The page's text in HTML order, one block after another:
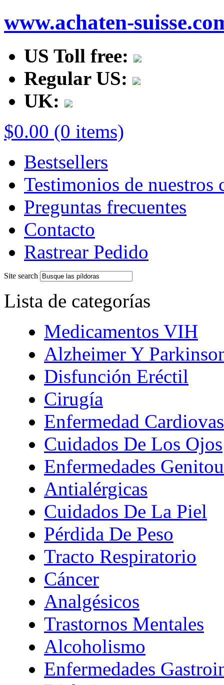
www.achaten-
US Toll free:
Regular US:
UK:
$0.00 (0 items)
Bestsellers
Testimonios de nuestros
Preguntas frecuentes
Contacto
Rastrear Pedido
Site search
Lista de categorías
Medicamentos VIH
Alzheimer Y
Disfunción Eréctil
Cirugía
Enfermedad
Cuidados De Los Ojos
Enfermedades
Antialérgicas
Cuidados De La Piel
Pérdida De Peso
Tracto Respiratorio
Cáncer
Analgésicos
Trastornos Mentales
Alcoholismo
Enfermedades